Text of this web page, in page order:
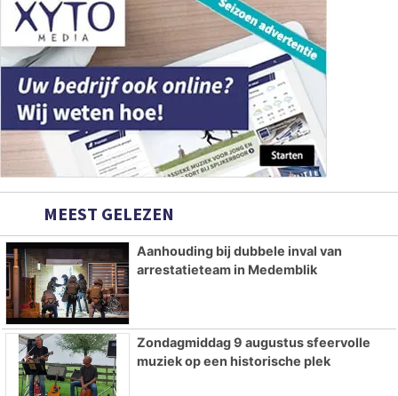
MEEST GELEZEN
Aanhouding bij dubbele inval van
arrestatieteam in Medemblik
Zondagmiddag 9 augustus sfeervolle
muziek op een historische plek